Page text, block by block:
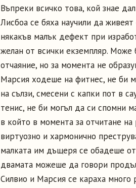
Въпреки всичко това, кой знае
Лисбоа се бяха научили да
някакъв малък дефект при
желан от всички екземпляр.
отчаяние, но за момента не
Марсия ходеше на фитнес, не би
на сълзи, смесени с капки пот в
тенис, не би могъл да си спомни
в който в момента за отчитане на
виртуозно и хармонично
малката им дъщеря се обадеше
двамата можеше да говори
Силвио и Марсия се караха много